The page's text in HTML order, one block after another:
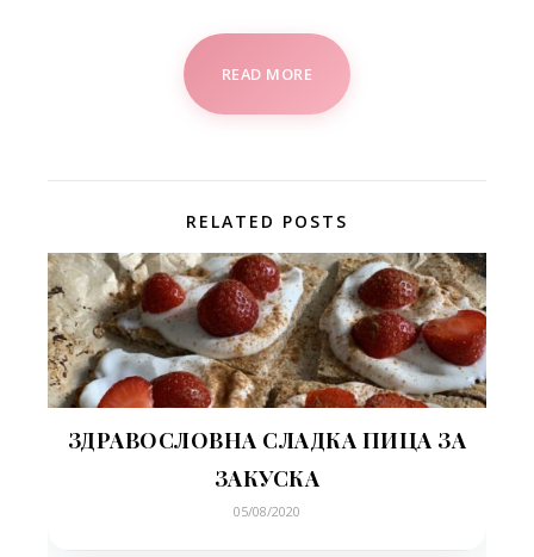
READ MORE
RELATED POSTS
ЗДРАВОСЛОВНА СЛАДКА ПИЦА ЗА
ЗАКУСКА
05/08/2020